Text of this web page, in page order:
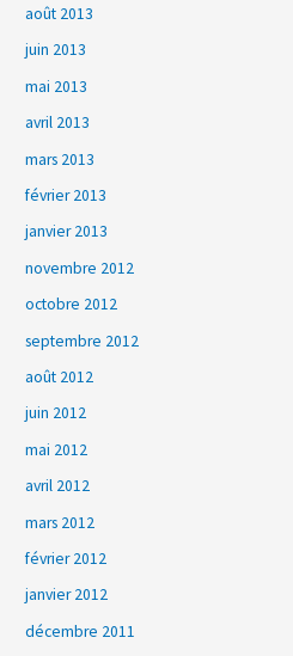
août 2013
juin 2013
mai 2013
avril 2013
mars 2013
février 2013
janvier 2013
novembre 2012
octobre 2012
septembre 2012
août 2012
juin 2012
mai 2012
avril 2012
mars 2012
février 2012
janvier 2012
décembre 2011